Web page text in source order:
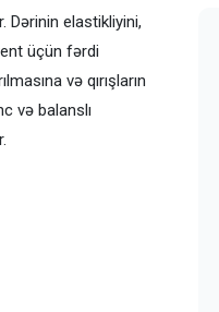
Dərinin elastikliyini,
üçün fərdi
və qırışların
və balanslı